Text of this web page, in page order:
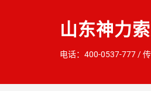
山东神力
电话：400-0537-777 /